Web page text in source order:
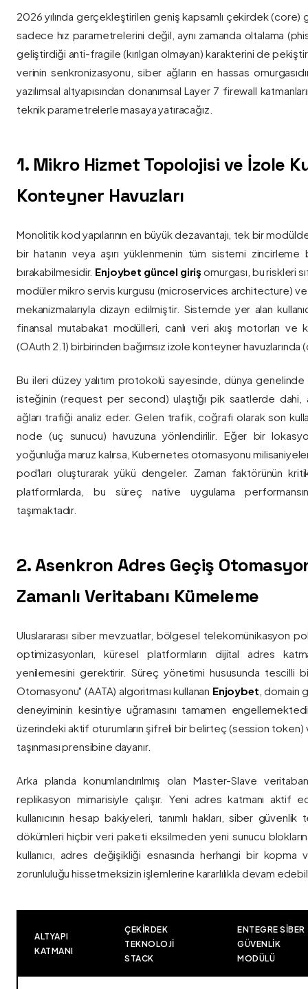
2026 yılında gerçekleştirilen geniş kapsamlı çekirdek
sadece hız parametrelerini değil, aynı zamanda oltalama
geliştirdiği anti-fragile (kırılgan olmayan) karakterini de
verinin senkronizasyonu, siber ağların en hassas
yazılımsal altyapısından donanımsal Layer 7 firewall
teknik parametrelerle masaya yatıracağız.
1. Mikro Hizmet Topolojisi ve İzole
Konteyner Havuzları
Monolitik kod yapılarının en büyük dezavantajı, tek bir
bir hatanın veya aşırı yüklenmenin tüm sistemi zincirleme
bırakabilmesidir. Enjoybet güncel giriş omurgası, bu riskleri
modüler mikro servis kurgusu (microservices architecture)
mekanizmalarıyla dizayn edilmiştir. Sistemde yer alan
finansal mutabakat modülleri, canlı veri akış motorları ve
(OAuth 2.1) birbirinden bağımsız izole konteyner havuzlarında
Bu ileri düzey yalıtım protokolü sayesinde, dünya genelinde
isteğinin (request per second) ulaştığı pik saatlerde dahi,
ağları trafiği analiz eder. Gelen trafik, coğrafi olarak son
node (uç sunucu) havuzuna yönlendirilir. Eğer bir
yoğunluğa maruz kalırsa, Kubernetes otomasyonu
pod'ları oluşturarak yükü dengeler. Zaman faktörünün
platformlarda, bu süreç native uygulama
taşımaktadır.
2. Asenkron Adres Geçiş
Zamanlı Veritabanı Kümeleme
Uluslararası siber mevzuatlar, bölgesel telekomünikasyon
optimizasyonları, küresel platformların dijital adres
yenilemesini gerektirir. Süreç yönetimi hususunda tescilli
Otomasyonu" (AATA) algoritması kullanan Enjoybet , domain
deneyiminin kesintiye uğramasını tamamen
üzerindeki aktif oturumların şifreli bir belirteç (session token)
taşınması prensibine dayanır.
Arka planda konumlandırılmış olan Master-Slave
replikasyon mimarisiyle çalışır. Yeni adres katmanı aktif
kullanıcının hesap bakiyeleri, tanımlı hakları, siber
dökümleri hiçbir veri paketi eksilmeden yeni sunucu
kullanıcı, adres değişikliği esnasında herhangi bir
zorunluluğu hissetmeksizin işlemlerine kararlılıkla devam
ALTYAPI
KATMANI
ÇEKIRDEK
TEKNOLOJI
STACK
ENTEGRE SIBER
GÜVENLIK
MODÜLÜ